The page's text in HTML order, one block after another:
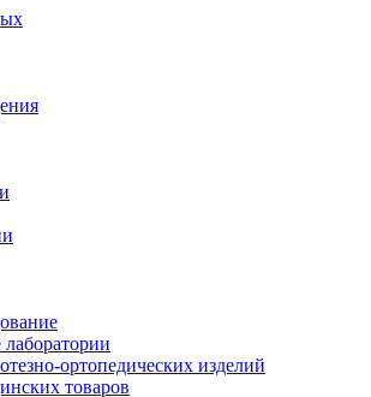
ортопедических изделий
товаров